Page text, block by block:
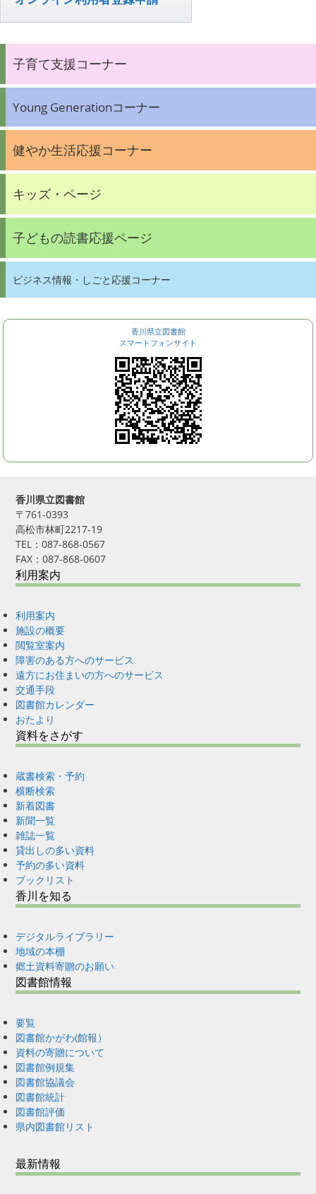
子育て支援コーナー
Young Generationコーナー
健やか生活応援コーナー
キッズ・ページ
子どもの読書応援ページ
ビジネス情報・しごと応援コーナー
香川県立図書館
スマートフォンサイト
香川県立図書館
〒761-0393
高松市林町2217-19
TEL：087-868-0567
FAX：087-868-0607
利用案内
利用案内
施設の概要
閲覧室案内
障害のある方へのサービス
遠方にお住まいの方へのサービス
交通手段
図書館カレンダー
おたより
資料をさがす
蔵書検索・予約
横断検索
新着図書
新聞一覧
雑誌一覧
貸出しの多い資料
予約の多い資料
ブックリスト
香川を知る
デジタルライブラリー
地域の本棚
郷土資料寄贈のお願い
図書館情報
要覧
図書館かがわ(館報）
資料の寄贈について
図書館例規集
図書館協議会
図書館統計
図書館評価
県内図書館リスト
最新情報